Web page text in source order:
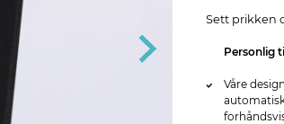
Sett prikken
Personlig
Våre